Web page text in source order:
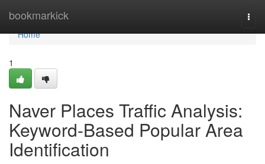
bookmarkick
Home
Home
1
Naver Places Traffic Analysis:
Keyword-Based Popular Area
Identification